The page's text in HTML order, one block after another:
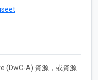
(DwC-A) 資源，或資源